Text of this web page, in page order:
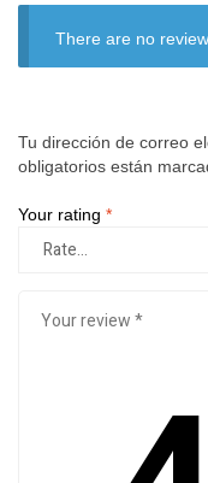
There are no
Tu dirección de correo
obligatorios están
Your rating *